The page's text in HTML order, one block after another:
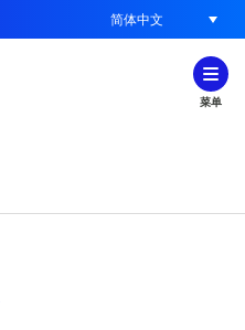
简体中文
菜单